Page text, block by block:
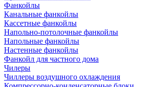
Фанкойлы
Канальные фанкойлы
Кассетные фанкойлы
Напольно-потолочные фанкойлы
Напольные фанкойлы
Настенные фанкойлы
Фанкойл для частного дома
Чилеры
Чиллеры воздушного охлаждения